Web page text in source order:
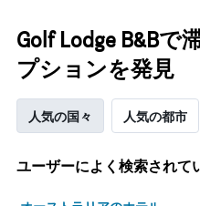
Golf Lodge B&Bで
プションを発見
人気の国々 人気の都市
ユーザーによく検索されて